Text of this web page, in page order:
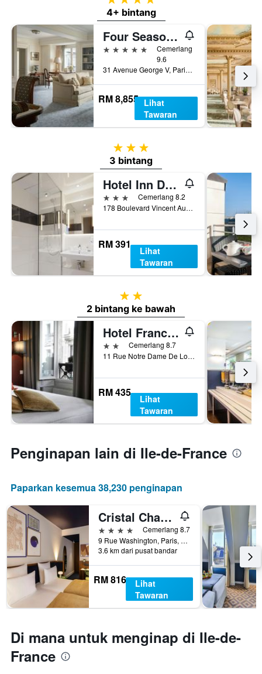
4+ bintang
Four Seasons Hotel George V
5 bintang
Cemerlang
9.6
31 Avenue George V, Paris, Perancis
RM 8,855 Lihat
Tawaran
3 bintang
3 bintang
Hotel Inn Design Paris Place d'Italie
3 bintangCemerlang 8.2
178 Boulevard Vincent Auriol, Paris, Perancis
RM 391
Lihat
Tawaran
2 bintang
2 bintang ke bawah
Hotel France Albion
2 bintangCemerlang 8.7
11 Rue Notre Dame De Lorette, Paris, Perancis
RM 435
Lihat
Tawaran
Penginapan lain di Ile-de-France
Paparkan kesemua 38,230 penginapan
Cristal Champs-Elysées Hotel
4 bintang
Cemerlang 8.7
9 Rue Washington, Paris, Perancis
3.6 km dari pusat bandar
RM 816
Lihat
Tawaran
Di mana untuk menginap di Ile-de-
France